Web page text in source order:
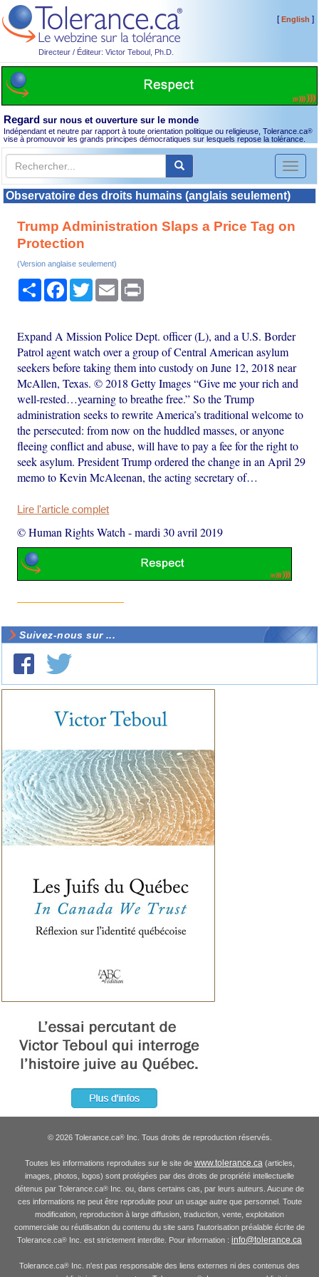
Directeur / Éditeur: Victor Teboul, Ph.D.
[English ]
Regard sur nous et ouverture sur le monde
Indépendant et neutre par rapport à toute orientation politique ou religieuse, Tolerance.ca®
vise à promouvoir les grands principes démocratiques sur lesquels repose la tolérance.
Toggle
Observatoire des droits humains (anglais seulement)
Trump Administration Slaps a Price Tag on
Protection
(Version anglaise seulement)
PartagerFacebook
TwitterEmail
Expand A Mission Police Dept. officer (L), and a U.S. Border
Patrol agent watch over a group of Central American asylum
seekers before taking them into custody on June 12, 2018 near
McAllen, Texas. © 2018 Getty Images “Give me your rich and
well-rested…yearning to breathe free.” So the Trump
administration seeks to rewrite America’s traditional welcome to
the persecuted: from now on the huddled masses, or anyone
fleeing conflict and abuse, will have to pay a fee for the right to
seek asylum. President Trump ordered the change in an April 29
memo to Kevin McAleenan, the acting secretary of…
Lire l'article complet
© Human Rights Watch -mardi 30 avril 2019
Suivez-nous sur ...
© 2026 Tolerance.ca®Inc. Tous droits de reproduction réservés.
Toutes les informations reproduites sur le site de www.tolerance.ca(articles,
images, photos, logos) sont protégées par des droits de propriété intellectuelle
détenus par Tolerance.ca® Inc. ou, dans certains cas, par leurs auteurs. Aucune de
ces informations ne peut être reproduite pour un usage autre que personnel. Toute
modification, reproduction à large diffusion, traduction, vente, exploitation
commerciale ou réutilisation du contenu du site sans l'autorisation préalable écrite de
Tolerance.ca® Inc. est strictement interdite. Pour information : info@tolerance.ca
Tolerance.ca® Inc. n'est pas responsable des liens externes ni des contenus des